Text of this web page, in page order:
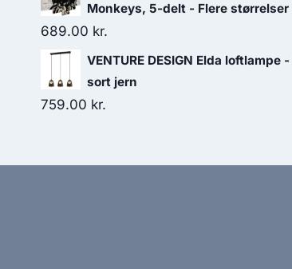
Monkeys, 5-delt - Flere
689.00 kr.
VENTURE DESIGN Elda loftlampe
sort jern
759.00 kr.